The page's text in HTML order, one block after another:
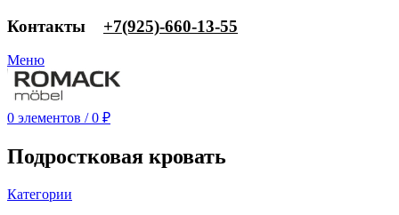
Контакты ‎+7(925)-660-13-55
Меню
0 элементов / 0 ₽
Подростковая кровать
Категории